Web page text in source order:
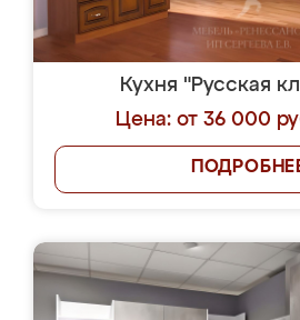
Кухня "Русская
Цена: от 36 000